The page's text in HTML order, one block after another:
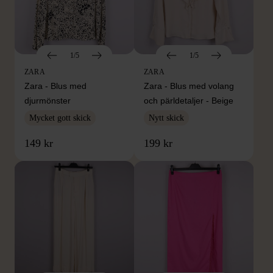
1/5
ZARA
Zara - Blus med
djurmönster
Mycket gott skick
149 kr
1/5
ZARA
Zara - Blus med volang
och pärldetaljer - Beige
Nytt skick
199 kr